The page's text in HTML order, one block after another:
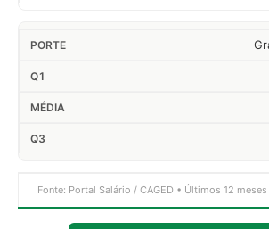
Fonte: Portal Salário / CAGED • Últimos 12